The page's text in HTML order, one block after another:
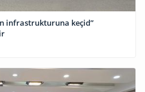
infrastrukturuna keçid”